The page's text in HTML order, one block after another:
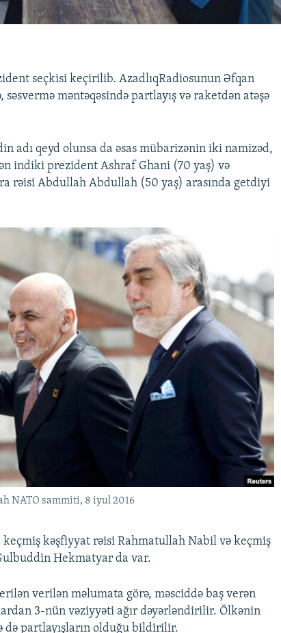
seçkisi keçirilib. AzadlıqRadiosunun Əfqan
məntəqəsində partlayış və raketdən atəşə
adı qeyd olunsa da əsas mübarizənin iki namizəd,
indiki prezident Ashraf Ghani (70 yaş) və
rəisi Abdullah Abdullah (50 yaş) arasında getdiyi
NATO sammiti, 8 iyul 2016
keçmiş kəşfiyyat rəisi Rahmatullah Nabil və keçmiş
Hekmatyar da var.
verilən məlumata görə, məsciddə baş verən
3-nün vəziyyəti ağır dəyərləndirilir. Ölkənin
də partlayışların olduğu bildirilir.